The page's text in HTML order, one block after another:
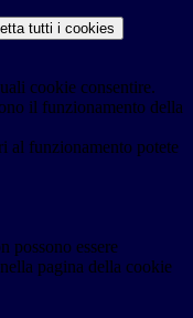
tutti i cookies
cookie consentire.
il funzionamento della
al funzionamento potete
possono essere
pagina della cookie